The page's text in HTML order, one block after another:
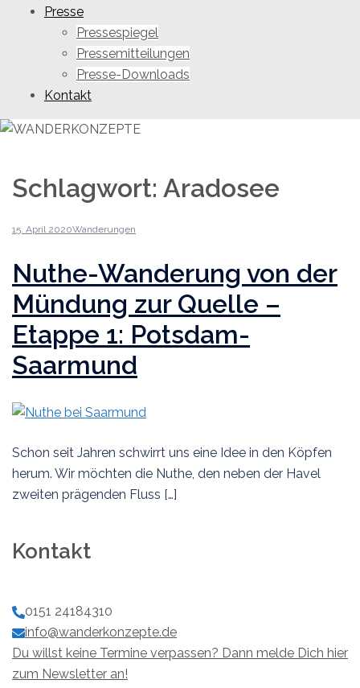
Presse
Pressespiegel
Pressemitteilungen
Presse-Downloads
Kontakt
Schlagwort: Aradosee
15. April 2020Wanderungen
Nuthe-Wanderung von der
Mündung zur Quelle –
Etappe 1: Potsdam-
Saarmund
Schon seit Jahren schwirrt uns eine Idee in den Köpfen
herum. Wir möchten die Nuthe, den neben der Havel
zweiten prägenden Fluss […]
Kontakt
0151 24184310
info@wanderkonzepte.de
Du willst keine Termine verpassen? Dann melde Dich hier
zum Newsletter an!